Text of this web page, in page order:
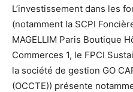
L’investissement dans les
(notamment la SCPI
MAGELLIM Paris Boutique
Commerces 1, le FPCI
la société de gestion GO
(OCCTE)) présente